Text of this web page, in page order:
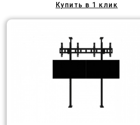
Купить в 1 клик